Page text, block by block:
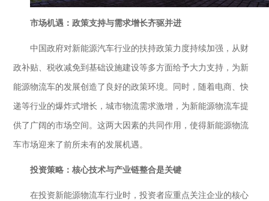
市场机遇：政策支持与需求增长齐驱并进
中国政府对新能源汽车行业的扶持政策力度持续加强，从财
政补贴、税收减免到基础设施建设等多方面给予大力支持，为新
能源物流车的发展创造了良好的政策环境。同时，随着电商、快
递等行业的爆炸式增长，城市物流需求激增，为新能源物流车提
供了广阔的市场空间。这两大因素的共同作用，使得新能源物流
车市场迎来了前所未有的发展机遇。
投资策略：核心技术与产业链整合是关键
在投资新能源物流车行业时，投资者应重点关注企业的核心